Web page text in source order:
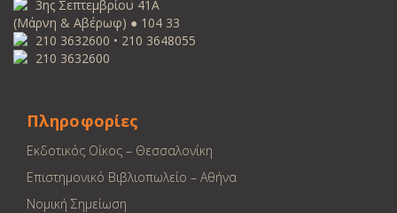
3ης Σεπτεμβρίου 41Α
(Μάρνη & Αβέρωφ) ● 104 33
210 3632600 • 210 3648055
210 3632600
Πληροφορίες
Εκδοτικός Οίκος – Θεσσαλονίκη
Επιστημονικό Βιβλιοπωλείο – Αθήνα
Νομική Σημείωση